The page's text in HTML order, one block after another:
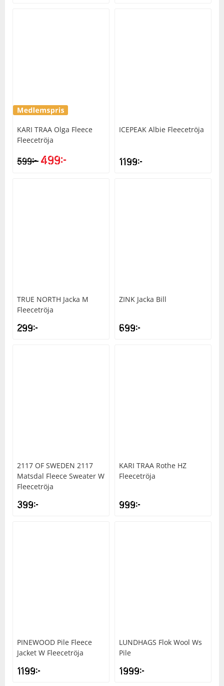
KARI TRAA Olga Fleece
Fleecetröja
599kr 499kr
ICEPEAK Albie Fleecetröja
1199kr
TRUE NORTH Jacka M
Fleecetröja
299kr
ZINK Jacka Bill
699kr
2117 OF SWEDEN 2117
Matsdal Fleece Sweater W
Fleecetröja
399kr
KARI TRAA Rothe HZ
Fleecetröja
999kr
PINEWOOD Pile Fleece
Jacket W Fleecetröja
1199kr
LUNDHAGS Flok Wool Ws
Pile
1999kr